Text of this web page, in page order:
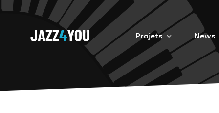
JAZZ4YOU Projets
Introduction
Resurrection
News